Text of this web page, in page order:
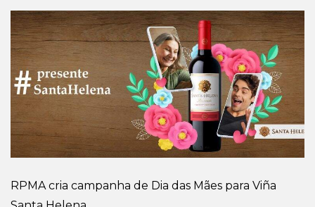
RPMA cria campanha de Dia das Mães para Viña